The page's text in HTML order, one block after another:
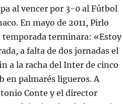
al vencer por 3-0 al Fútbol
En mayo de 2011, Pirlo
temporada terminara: «Estoy
a falta de dos jornadas el
a la racha del Inter de cinco
en palmarés ligueros. A
Conte y el director